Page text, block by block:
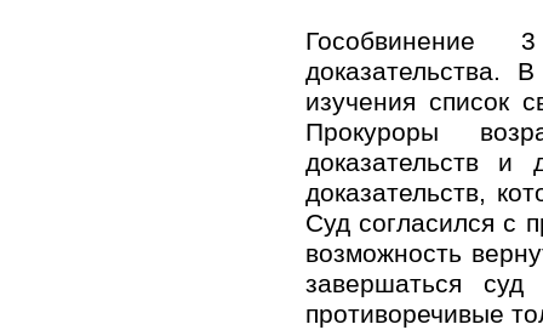
Гособвинение
доказательства.
изучения список
Прокуроры
доказательств и
доказательств,
Суд согласился с
возможность
завершаться
противоречивые